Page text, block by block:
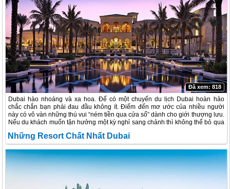
Dubai hào nhoáng và xa hoa. Để có một chuyến du lịch Dubai hoàn hảo
chắc chắn bạn phải đau đầu không ít. Điểm đến mơ ước của nhiều người
này có vô vàn những thú vui “ném tiền qua cửa sổ” dành cho giới thượng lưu.
Nếu du khách muốn tận hưởng một kỳ nghỉ sang chảnh thì không thể bỏ qua
Đã xem: 818
Những Resort Chất Nhất Dubai